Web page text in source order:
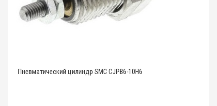
Пневматический цилиндр SMC CJPB6-10H6